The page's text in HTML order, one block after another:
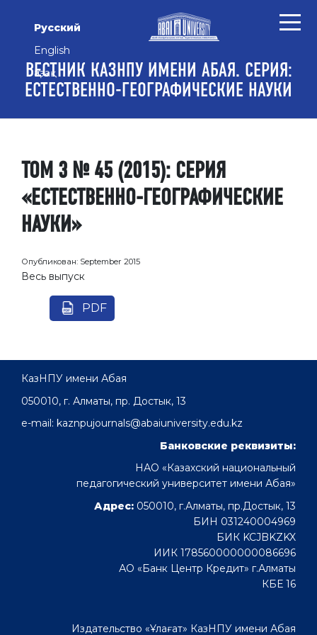
Русский
English
Қазақ
ВЕСТНИК КАЗНПУ ИМЕНИ АБАЯ. СЕРИЯ:
ЕСТЕСТВЕННО-ГЕОГРАФИЧЕСКИЕ НАУКИ
ТОМ 3 № 45 (2015): СЕРИЯ
«ЕСТЕСТВЕННО-ГЕОГРАФИЧЕСКИЕ
НАУКИ»
Опубликован: September 2015
Весь выпуск
PDF
КазНПУ имени Абая
050010, г. Алматы, пр. Достык, 13
e-mail: kaznpujournals@abaiuniversity.edu.kz
Банковские реквизиты:
НАО «Казахский национальный
педагогический университет имени Абая»
Адрес: 050010, г.Алматы, пр.Достык, 13
БИН 031240004969
БИК KCJBKZKX
ИИК 178560000000086696
АО «Банк Центр Кредит» г.Алматы
КБЕ 16
Издательство «Ұлағат» КазНПУ имени Абая